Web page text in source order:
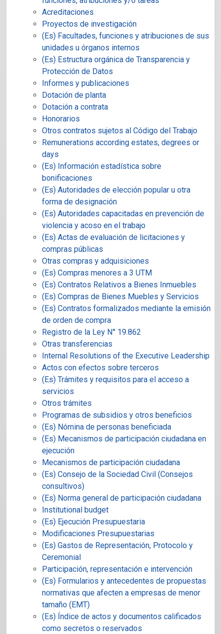
Acreditaciones
Proyectos de investigación
(Es) Facultades, funciones y atribuciones de sus
unidades u órganos internos
(Es) Estructura orgánica de Transparencia y
Protección de Datos
Informes y publicaciones
Dotación de planta
Dotación a contrata
Honorarios
Otros contratos sujetos al Código del Trabajo
Remunerations according estates, degrees or
days
(Es) Información estadística sobre
bonificaciones
(Es) Autoridades de elección popular u otra
forma de designación
(Es) Autoridades capacitadas en prevención de
violencia y acoso en el trabajo
(Es) Actas de evaluación de licitaciones y
compras públicas
Otras compras y adquisiciones
(Es) Compras menores a 3 UTM
(Es) Contratos Relativos a Bienes Inmuebles
(Es) Compras de Bienes Muebles y Servicios
(Es) Contratos formalizados mediante la emisión
de orden de compra
Registro de la Ley N° 19.862
Otras transferencias
Internal Resolutions of the Executive Leadership
Actos con efectos sobre terceros
(Es) Trámites y requisitos para el acceso a
servicios
Otros trámites
Programas de subsidios y otros beneficios
(Es) Nómina de personas beneficiada
(Es) Mecanismos de participación ciudadana en
ejecución
Mecanismos de participación ciudadana
(Es) Consejo de la Sociedad Civil (Consejos
consultivos)
(Es) Norma general de participación ciudadana
Institutional budget
(Es) Ejecución Presupuestaria
Modificaciones Presupuestarias
(Es) Gastos de Representación, Protocolo y
Ceremonial
Participación, representación e intervención
(Es) Formularios y antecedentes de propuestas
normativas que afecten a empresas de menor
tamaño (EMT)
(Es) Índice de actos y documentos calificados
como secretos o reservados